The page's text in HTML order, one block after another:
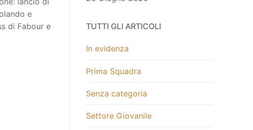
e
di Fabour e
TUTTI GLI ARTICOLI
In evidenza
Prima Squadra
Senza categoria
Settore Giovanile